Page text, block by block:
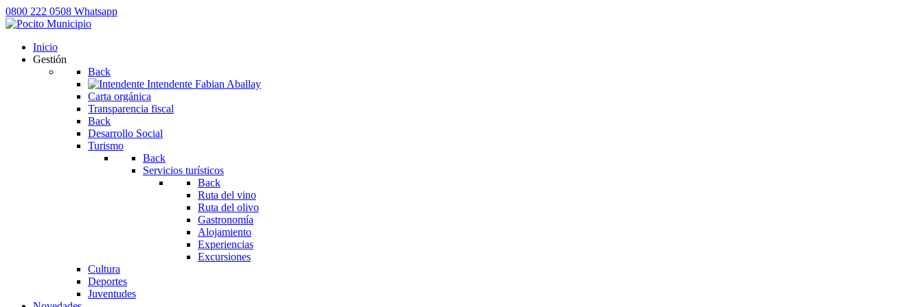
0800 222 0508 Whatsapp
Inicio
Gestión
Back
Intendente Fabian Aballay
Carta orgánica
Transparencia fiscal
Back
Desarrollo Social
Turismo
Back
Servicios turísticos
Back
Ruta del vino
Ruta del olivo
Gastronomía
Alojamiento
Experiencias
Excursiones
Cultura
Deportes
Juventudes